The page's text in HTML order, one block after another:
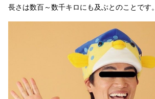
長さは数百～数千キロにも及ぶとのことです。